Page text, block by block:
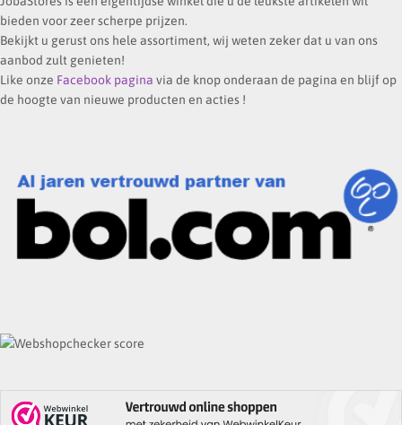
bieden voor zeer scherpe prijzen.
Bekijkt u gerust ons hele assortiment, wij weten zeker dat u van ons
aanbod zult genieten!
Like onze Facebook pagina via de knop onderaan de pagina en blijf op
de hoogte van nieuwe producten en acties !